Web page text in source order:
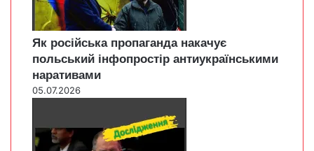
Як російська пропаганда накачує
польський інфопростір антиукраїнськими
наративами
05.07.2026